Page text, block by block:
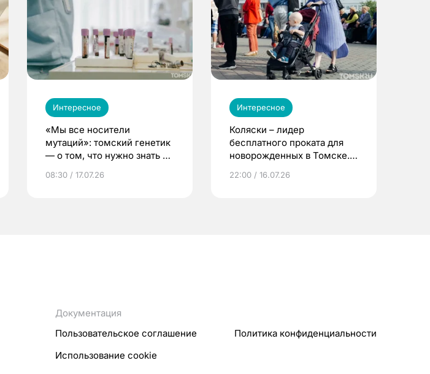
Интересное
«Мы все носители
мутаций»: томский генетик
— о том, что нужно знать до
08:30 / 17.07.26
Интересное
Коляски – лидер
бесплатного проката для
новорожденных в Томске.
22:00 / 16.07.26
Документация
Пользовательское соглашение
Политика конфиденциальности
Использование cookie